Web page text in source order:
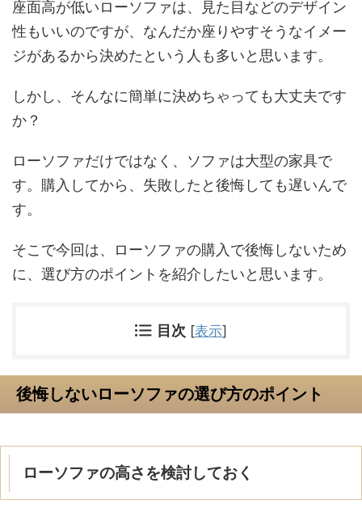
座面高が低いローソファは、見た目などのデザイン
性もいいのですが、なんだか座りやすそうなイメー
ジがあるから決めたという人も多いと思います。
しかし、そんなに簡単に決めちゃっても大丈夫です
か？
ローソファだけではなく、ソファは大型の家具で
す。購入してから、失敗したと後悔しても遅いんで
す。
そこで今回は、ローソファの購入で後悔しないため
に、選び方のポイントを紹介したいと思います。
目次 [表示]
後悔しないローソファの選び方のポイント
ローソファの高さを検討しておく